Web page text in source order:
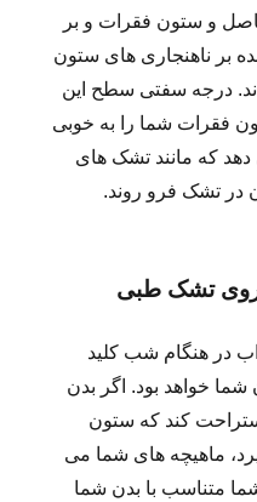
و ستون فقرات و بر
بر ناهنجاری های ستون
درجه سفتی سطح این
فقرات شما را به خوبی
که مانند تشک های
در تشک فرو روند.
روی تشک طبی
در هنگام شب کلید
خواهد بود. اگر بدن
کند که ستون
ماهیچه های شما می
متناسب با بدن شما